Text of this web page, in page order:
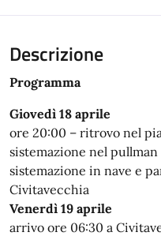
Descrizione
Programma
Giovedì 18 aprile
ore 20:00 – ritrovo nel
sistemazione nel
sistemazione in nave e
Civitavecchia
Venerdì 19 aprile
arrivo ore 06:30 a